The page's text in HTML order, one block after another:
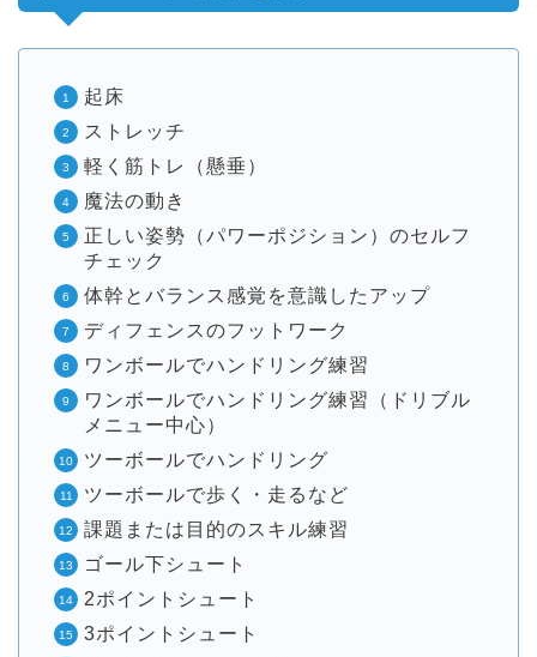
起床
ストレッチ
軽く筋トレ（懸垂）
魔法の動き
正しい姿勢（パワーポジション）のセルフ
チェック
体幹とバランス感覚を意識したアップ
ディフェンスのフットワーク
ワンボールでハンドリング練習
ワンボールでハンドリング練習（ドリブル
メニュー中心）
ツーボールでハンドリング
ツーボールで歩く・走るなど
課題または目的のスキル練習
ゴール下シュート
2ポイントシュート
3ポイントシュート